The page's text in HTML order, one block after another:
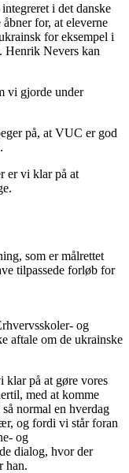
i det danske
for, at eleverne
for eksempel i
Henrik Nevers kan
vi gjorde under
på, at VUC er god
er vi klar på at
som er målrettet
tilpassede forløb for
og
aftale om de ukrainske
klar på at gøre vores
med at komme
normal en hverdag
og fordi vi står foran
og
dialog, hvor der
han.